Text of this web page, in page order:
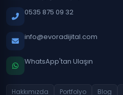
0535 875 09 32
info@evoradijital.com
WhatsApp'tan Ulaşın
Hakkımızda Portfolyo Blog